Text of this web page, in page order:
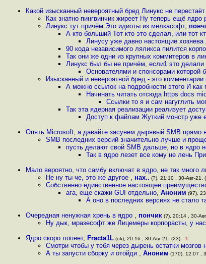
Какой изысканный невероятный бред Линукс не
Как знатно пингвинчик жиреет Ну теперь ещё
Линукс тут причём Это идиоты из мелкасофт,
А кто больший Тот кто это сделал, или тот
Линусу уже давно настоящие хозяева
90 кода независимого ляликса пилится
Так они же одни из крупных коммитеров в
Линукс был бы не причём, если1 это делали
Основателями и спонсорами которой
Изысканный и невероятной бред - это комментарии
А можно ссылок на подробности этого И как
Начинать читать отсюда https docs
Ссылки то я и сам нагуглить
Так эта ядерная реализации реализует
Доступ к файлам Жуткий монстр уже
Опять Microsoft, а давайте засунем дырявый SMB прямо
SMB последних версий значительно лучше и
пусть делают свой SMB дальше, но в ядро
Так в ядро лезет все кому не лень
Мало вероятно, что самбу включат в ядро, не так много
Не ну ты че, это же другое , нах.. (?), 21:10 , 30-Авг-21,
Собственно единственное настоящее
ага, еще скажи GUI отдельно, Аноним (97),
А оно в последних версиях не стало
Очередная ненужная хрень в ядро , пончик (?), 20:14 , 30-
Ну дык, мразесофт же Лицемеры корпорасты, у
Ядро скоро лопнет, Fracta1L (ok), 20:16 , 30-Авг-21, (23) –1
Смотри чтобы у тебя через дырень остатки
А ты запусти сборку и отойди , Аноним (170), 12:07 ,